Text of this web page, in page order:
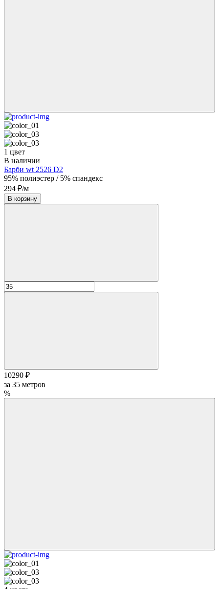
1 цвет
В наличии
Барби wt 2526 D2
95% полиэстер / 5% спандекс
294 ₽/м
В корзину
10290 ₽
за 35 метров
%